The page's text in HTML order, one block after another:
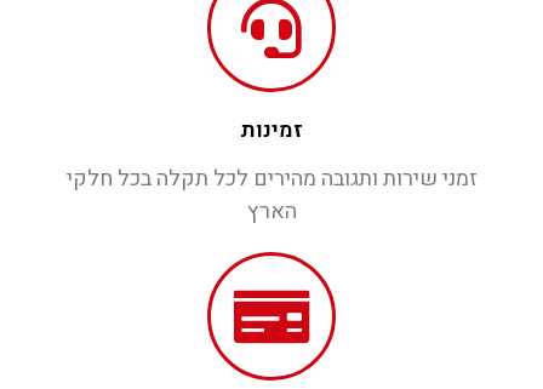
זמינות
זמני שירות ותגובה מהירים לכל תקלה בכל חלקי
הארץ